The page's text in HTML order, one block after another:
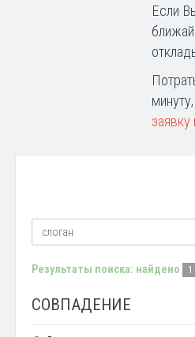
Если
минуту,
Результаты поиска: найдено 1
СОВПАДЕНИЕ